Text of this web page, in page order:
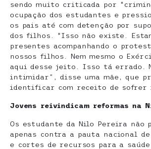
sendo muito criticada por
ocupação dos estudantes e
os pais até com detenção por
dos filhos. “Isso não existe.
presentes acompanhando o
nossos filhos. Nem mesmo o
aqui desse jeito. Isso tá errado.
intimidar”, disse uma mãe, que
identificar com receito de sofrer
Jovens reivindicam reformas na
Os estudante da Nilo Pereira não
apenas contra a pauta nacional
e cortes de recursos para a saúde